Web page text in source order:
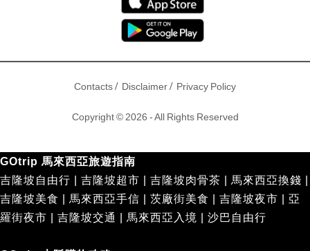
Contacts/ Disclaimer/ Privacy Policy
Copyright © 2026 - All Rights Reserved
GOtrip 馬來西亞旅遊指南
吉隆坡自由行
吉隆坡超市 吉隆坡肉骨茶 馬來西亞換錢
吉隆坡美食
馬來西亞手信 茨廠街美食 吉隆坡夜市
亞
羅街夜市
吉隆坡交通 馬來西亞入境 沙巴自由行